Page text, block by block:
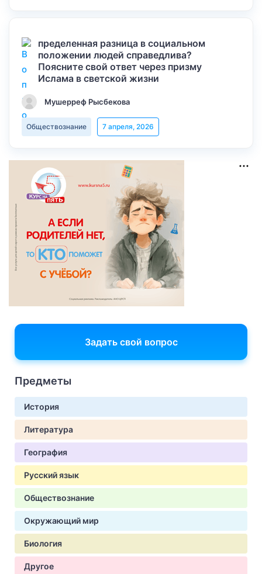
пределенная разница в социальном
положении людей справедлива?
Поясните свой ответ через призму
Ислама в светской жизни
Мушерреф Рысбекова
Обществознание 7 апреля, 2026
Задать свой вопрос
Предметы
История
Литература
География
Русский язык
Обществознание
Окружающий мир
Биология
Другое